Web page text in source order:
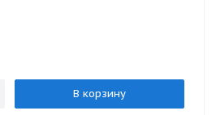
В корзину